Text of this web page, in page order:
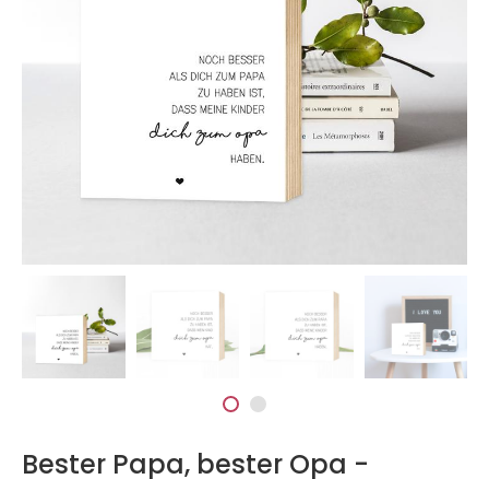
Bester Papa, bester Opa -